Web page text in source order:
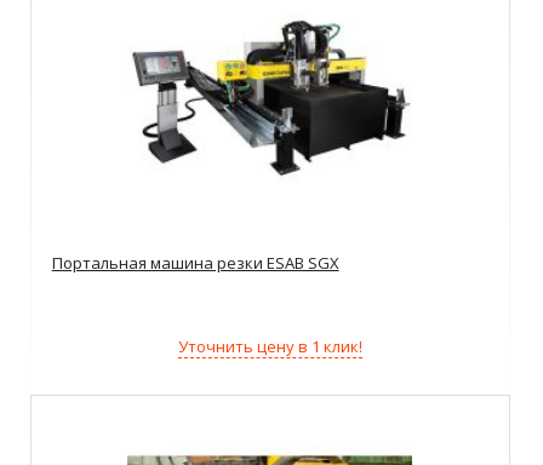
Портальная машина резки ESAB SGX
Уточнить цену в 1 клик!